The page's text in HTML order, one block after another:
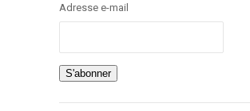
Adresse e-mail